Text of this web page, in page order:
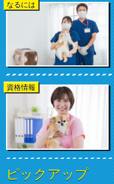
なるには
資格情報
ピックアップ